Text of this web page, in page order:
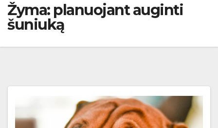
Žyma: planuojant auginti
šuniuką